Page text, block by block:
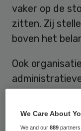
vaker op de
zitten. Zij
boven het
Ook
gemeenten
bijvoorbeeld
We Care About
We and our889